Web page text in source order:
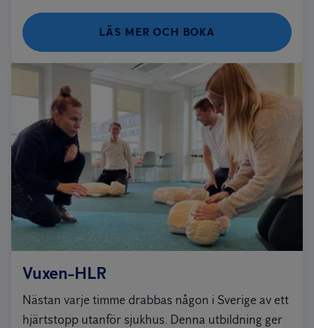
LÄS MER OCH BOKA
Vuxen-HLR
Nästan varje timme drabbas någon i Sverige av ett
hjärtstopp utanför sjukhus. Denna utbildning ger